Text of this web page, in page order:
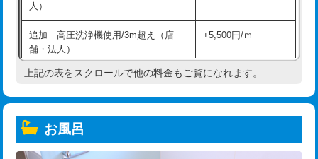
人）
追加 高圧洗浄機使用/3m超え（店
舗・法人）
+5,500円/ｍ
高度高圧洗浄換 現地調査
トーラー機使用/3mまで
上記の表をスクロールで他の料金もご覧になれます。
お風呂